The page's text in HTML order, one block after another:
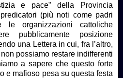
e pace” della Provincia
(più noti come padri
le organizzazioni cattoliche
pubblicamente posizione
una Lettera in cui, fra l’altro,
possiamo restare indifferenti
a sapere che questo forte
e mafioso pesa su questa festa